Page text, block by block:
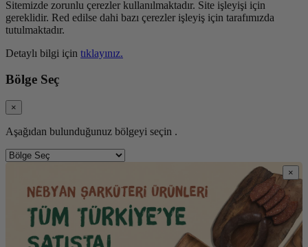
Sitemizde zorunlu çerezler kullanılmaktadır. Site işleyişi için
gereklidir. Red edilse dahi bazı çerezler işleyiş için tarafımızda
tutulmaktadır.
Detaylı bilgi için tıklayınız.
Bölge Seç
×
Aşağıdan bulunduğunuz bölgeyi seçin .
×